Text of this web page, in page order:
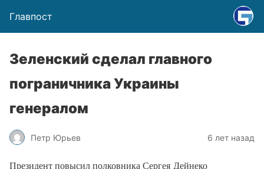
Главпост
Зеленский сделал главного
пограничника Украины
генералом
Петр Юрьев 6 лет назад
Президент повысил полковника Сергея Дейнеко